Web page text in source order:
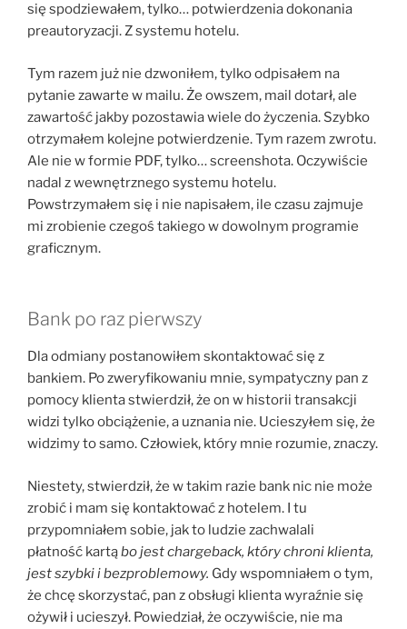
się spodziewałem, tylko… potwierdzenia dokonania
preautoryzacji. Z systemu hotelu.
Tym razem już nie dzwoniłem, tylko odpisałem na
pytanie zawarte w mailu. Że owszem, mail dotarł, ale
zawartość jakby pozostawia wiele do życzenia. Szybko
otrzymałem kolejne potwierdzenie. Tym razem zwrotu.
Ale nie w formie PDF, tylko… screenshota. Oczywiście
nadal z wewnętrznego systemu hotelu.
Powstrzymałem się i nie napisałem, ile czasu zajmuje
mi zrobienie czegoś takiego w dowolnym programie
graficznym.
Bank po raz pierwszy
Dla odmiany postanowiłem skontaktować się z
bankiem. Po zweryfikowaniu mnie, sympatyczny pan z
pomocy klienta stwierdził, że on w historii transakcji
widzi tylko obciążenie, a uznania nie. Ucieszyłem się, że
widzimy to samo. Człowiek, który mnie rozumie, znaczy.
Niestety, stwierdził, że w takim razie bank nic nie może
zrobić i mam się kontaktować z hotelem. I tu
przypomniałem sobie, jak to ludzie zachwalali
płatność kartąbo jest chargeback, który chroni klienta,
jest szybki i bezproblemowy. Gdy wspomniałem o tym,
że chcę skorzystać, pan z obsługi klienta wyraźnie się
ożywił i ucieszył. Powiedział, że oczywiście, nie ma